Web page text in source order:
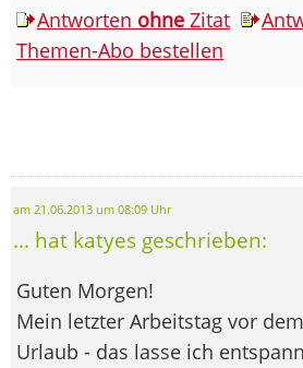
Antworten ohne Zitat
Themen-Abo bestellen
am 21.06.2013 um 08:09 Uhr
... hat katyes geschrieben:
Guten Morgen!
Mein letzter Arbeitstag vor dem
Urlaub - das lasse ich